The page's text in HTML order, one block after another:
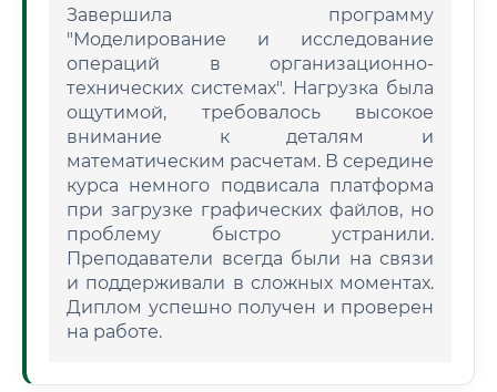
Завершила программу
"Моделирование и исследование
операций в организационно-
технических системах". Нагрузка была
ощутимой, требовалось высокое
внимание к деталям и
математическим расчетам. В середине
курса немного подвисала платформа
при загрузке графических файлов, но
проблему быстро устранили.
Преподаватели всегда были на связи
и поддерживали в сложных моментах.
Диплом успешно получен и проверен
на работе.